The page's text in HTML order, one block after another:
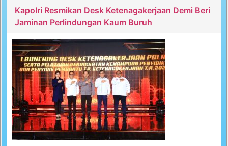
Kapolri Resmikan Desk Ketenagakerjaan Demi Beri
Jaminan Perlindungan Kaum Buruh